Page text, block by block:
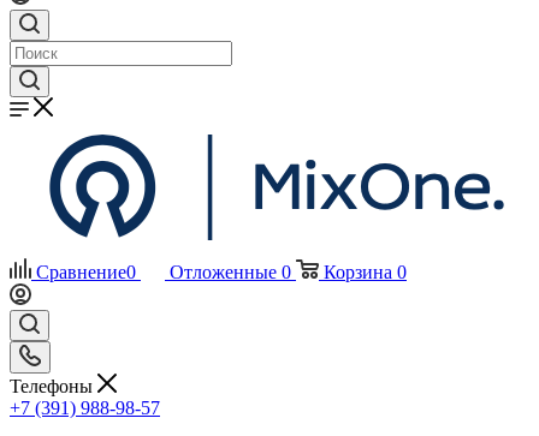
Сравнение0 Отложенные 0 Корзина 0
Телефоны
+7 (391) 988-98-57